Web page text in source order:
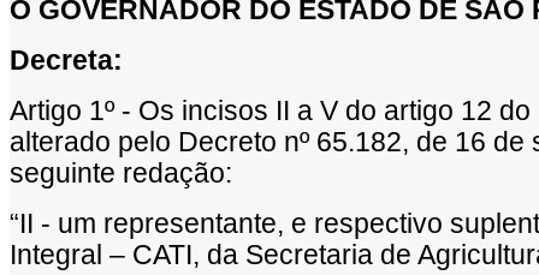
O GOVERNADOR DO ESTADO DE SÃO
Decreta:
Artigo 1º - Os incisos II a V do artigo 12
alterado pelo Decreto nº 65.182, de 16
seguinte redação:
“II - um representante, e respectivo
Integral – CATI, da Secretaria de